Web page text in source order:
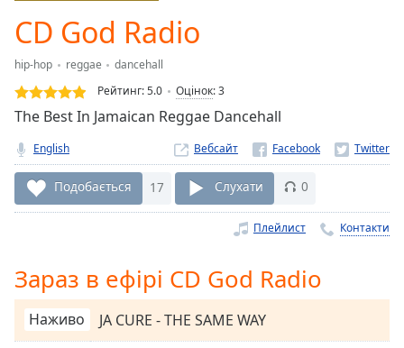
Loaded:
0.00%
Stream
Seek to
live,
currently
behind
liveLIVE
1x
Playback
Rate
CD God Radio
hip-hop reggae
dancehall
Рейтинг:5.0 Оцінок:3
The Best In Jamaican Reggae Dancehall
English Вебсайт
Подобається 17 Слухати 0
Плейлист Контакти
Зараз в ефірі CD God Radio
Наживо JA CURE - THE SAME WAY